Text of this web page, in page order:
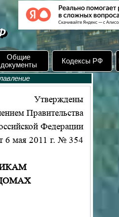
Общие
документы
Кодексы РФ
Утверждены
Правительства
Федерации
6 мая 2011 г. № 354